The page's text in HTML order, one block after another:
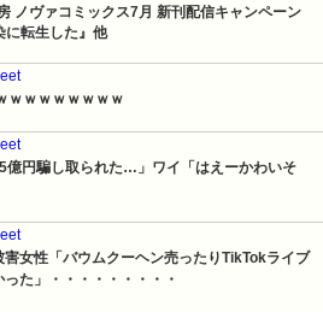
ノヴァコミックス7月 新刊配信キャンペーン
転生した』他
ｗｗｗｗｗｗｗｗ
億円騙し取られた…」ワイ「はえーかわいそ
害女性「バウムクーヘン売ったりTikTokライブ
た」・・・・・・・・・